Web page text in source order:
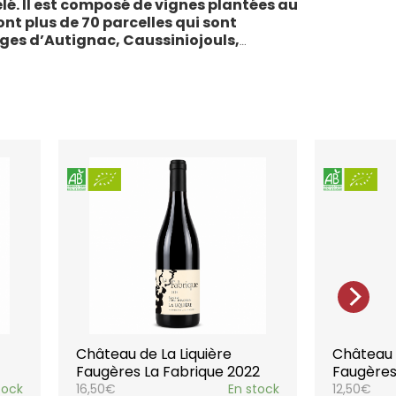
Il est composé de vignes plantées au
plus de 70 parcelles qui sont
d’Autignac, Caussiniojouls,
de l’aire de l’Appellation. La grande
la Liquière est agriculture biologique
le premier millésime certifié du domaine.
: pratiques respectueuses de
vendanges manuelles, vinifications
de la Liquière est adaptée à chaque
moment de la vie, elle reflète
du terroir.
Château de La Liquière
Faugères La Fabrique 2022
16,50€ En stock
Château
12,50€